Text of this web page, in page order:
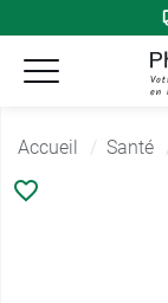
Accueil Santé